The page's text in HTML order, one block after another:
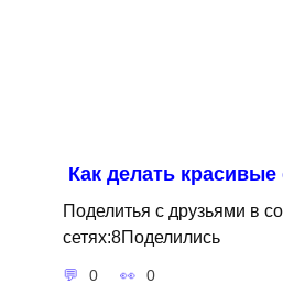
Как делать
Поделитья с друзьями в
сетях:8Поделились
0 0